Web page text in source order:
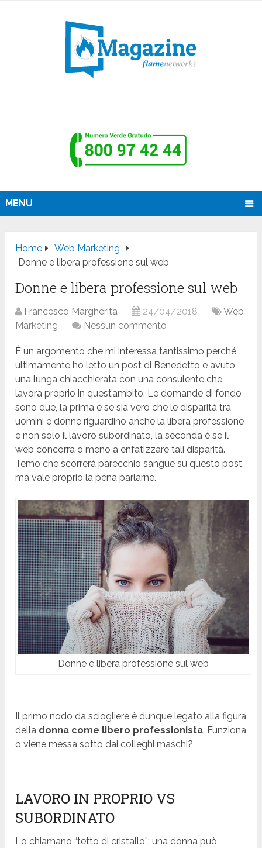
MENU
Home
Web Marketing
Donne e libera professione sul web
Donne e libera professione sul web
Francesco Margherita 24/04/2018
Web
Marketing
Nessun commento
È un argomento che mi interessa tantissimo perché
ultimamente ho letto un post di Benedetto e avuto
una lunga chiacchierata con una consulente che
lavora proprio in quest’ambito. Le domande di fondo
sono due, la prima è se sia vero che le disparità tra
uomini e donne riguardino anche la libera professione
e non solo il lavoro subordinato, la seconda è se il
web concorra o meno a enfatizzare tali disparità.
Temo che scorrerà parecchio sangue su questo post,
ma vale proprio la pena parlarne.
Donne e libera professione sul web
Il primo nodo da sciogliere è dunque legato alla figura
della donna come libero professionista. Funziona
o viene messa sotto dai colleghi maschi?
LAVORO IN PROPRIO VS
SUBORDINATO
Lo chiamano “tetto di cristallo”: una donna può